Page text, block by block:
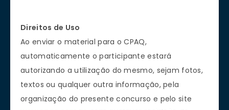
Direitos de Uso
Ao enviar o material para o CPAQ,
automaticamente o participante estará
autorizando a utilização do mesmo, sejam fotos,
textos ou qualquer outra informação, pela
organização do presente concurso e pelo site